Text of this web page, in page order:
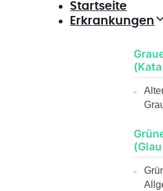
Startseite
Erkrankungen